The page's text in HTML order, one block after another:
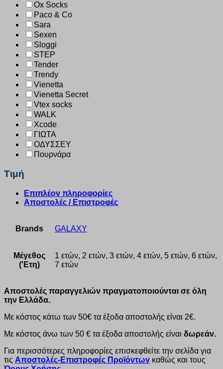
Ox Socks
Paco & Co
Sara
Sexen
Sloggi
STEP
Tender
Trendy
Vienetta
Vienetta Secret
Vtex socks
WALK
Xcode
ΓΙΩΤΑ
ΟΔΥΣΣΕΥ
Πουρνάρα
Τιμή
Επιπλέον πληροφορίες
Αποστολές / Επιστροφές
Brands GALAXY
Μέγεθος
('Ετη)
1 ετών, 2 ετών, 3 ετών, 4 ετών, 5 ετών, 6 ετών,
7 ετών
Αποστολές παραγγελιών πραγματοποιούνται σε όλη
την Ελλάδα.
Με κόστος κάτω των 50€ τα έξοδα αποστολής είναι 2€.
Με κόστος άνω των 50 € τα έξοδα αποστολής είναι δωρεάν.
Για περισσότερες πληροφορίες επισκεφθείτε την σελίδα για
τις Αποστολές-Επιστροφές Προϊόντων καθώς και τους